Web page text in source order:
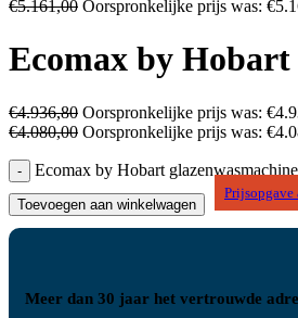
€5.161,00 Oorspronkelijke prijs was:
Ecomax by Hobart
€4.936,80 Oorspronkelijke prijs was:
€4.080,00 Oorspronkelijke prijs was:
Ecomax by Hobart
Toevoegen aan winkelwagen
Prijsopgave
Meer dan 30 jaar het vertrouwde